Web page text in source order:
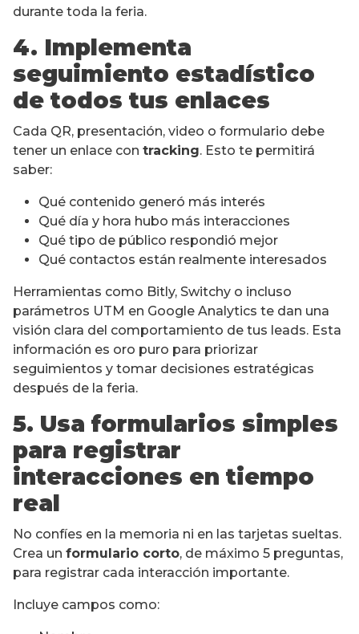
durante toda la feria.
4. Implementa
seguimiento estadístico
de todos tus enlaces
Cada QR, presentación, video o formulario debe
tener un enlace con tracking. Esto te permitirá
saber:
Qué contenido generó más interés
Qué día y hora hubo más interacciones
Qué tipo de público respondió mejor
Qué contactos están realmente interesados
Herramientas como Bitly, Switchy o incluso
parámetros UTM en Google Analytics te dan una
visión clara del comportamiento de tus leads. Esta
información es oro puro para priorizar
seguimientos y tomar decisiones estratégicas
después de la feria.
5. Usa formularios simples
para registrar
interacciones en tiempo
real
No confíes en la memoria ni en las tarjetas sueltas.
Crea un formulario corto, de máximo 5 preguntas,
para registrar cada interacción importante.
Incluye campos como: